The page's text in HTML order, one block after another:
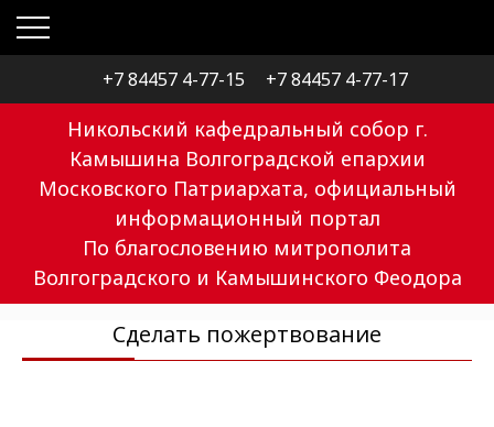
+7 84457 4-77-15 +7 84457 4-77-17
Никольский кафедральный собор г.
Камышина Волгоградской епархии
Московского Патриархата, официальный
информационный портал
По благословению митрополита
Волгоградского и Камышинского Феодора
Сделать пожертвование